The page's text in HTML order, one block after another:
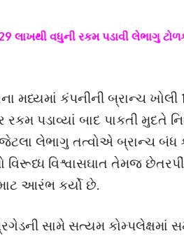
લાખથી વધુની રકમ પડાવી લેભાગુ
મધ્યમાં કંપનીની બ્રાન્ચ ખોલી
પડાવ્યાં બાદ પાકતી મુદતે
લેભાગુ તત્વોએ બ્રાન્ચ બંધ
વિશ્વાસઘાત તેમજ
આરંભ કર્યો છે.
સામે સત્યમ કોમ્પલેક્ષમાં